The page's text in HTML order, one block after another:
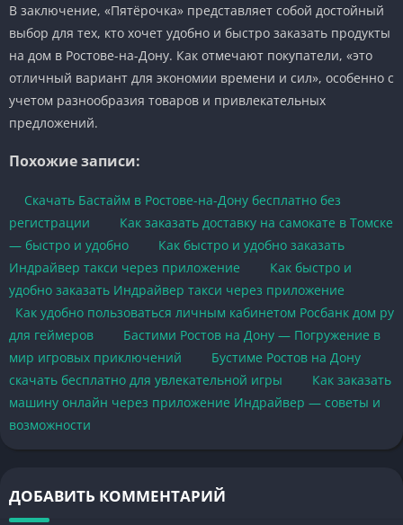
В заключение, «Пятёрочка» представляет собой достойный
выбор для тех, кто хочет удобно и быстро заказать продукты
на дом в Ростове-на-Дону. Как отмечают покупатели, «это
отличный вариант для экономии времени и сил», особенно с
учетом разнообразия товаров и привлекательных
предложений.
Похожие записи:
Скачать Бастайм в Ростове-на-Дону бесплатно без
регистрации
Как заказать доставку на самокате в Томске
— быстро и удобно
Как быстро и удобно заказать
Индрайвер такси через приложение
Как быстро и
удобно заказать Индрайвер такси через приложение
Как удобно пользоваться личным кабинетом Росбанк дом ру
для геймеров
Бастими Ростов на Дону — Погружение в
мир игровых приключений
Бустиме Ростов на Дону
скачать бесплатно для увлекательной игры
Как заказать
машину онлайн через приложение Индрайвер — советы и
возможности
ДОБАВИТЬ КОММЕНТАРИЙ